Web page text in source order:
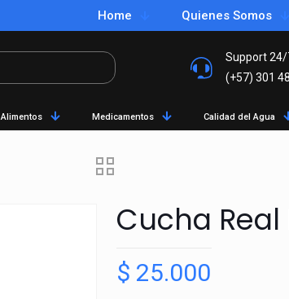
Home Quienes Somos
Support
(+57) 301
Alimentos Medicamentos Calidad del Agua
Cucha
$ 25.000